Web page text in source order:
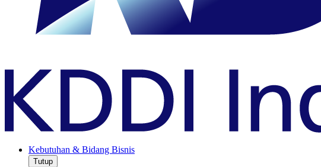
Kebutuhan & Bidang Bisnis
Tutup